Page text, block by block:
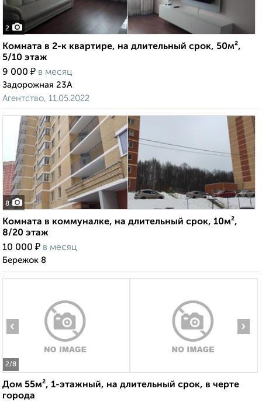
2
Комната в 2-к квартире, на длительный срок, 50м²,
5/10 этаж
9 000 ₽ в месяц
Задорожная 23А
Агентство, 11.05.2022
8
Комната в коммуналке, на длительный срок, 10м²,
8/20 этаж
10 000 ₽ в месяц
Бережок 8
2/8
‹ ›
Дом 55м², 1-этажный, на длительный срок, в черте
города